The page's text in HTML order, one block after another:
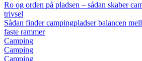
Ro og orden på pladsen – sådan skaber
trivsel
Sådan finder campingpladser balancen
faste rammer
Camping
Camping
Camping